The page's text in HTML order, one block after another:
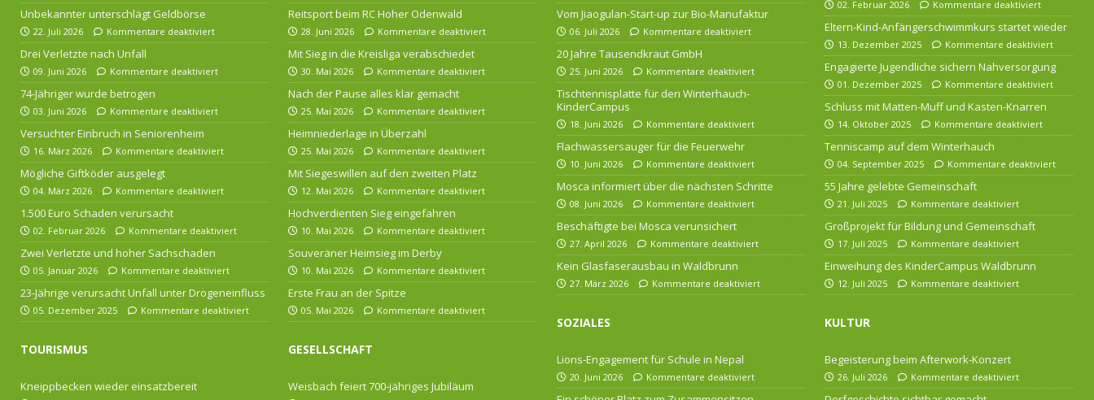
Unbekannter unterschlägt Geldbörse
22. Juli 2026 Kommentare deaktiviert
Drei Verletzte nach Unfall
09. Juni 2026 Kommentare deaktiviert
74-Jähriger wurde betrogen
03. Juni 2026 Kommentare deaktiviert
Versuchter Einbruch in Seniorenheim
16. März 2026 Kommentare deaktiviert
Mögliche Giftköder ausgelegt
04. März 2026 Kommentare deaktiviert
1.500 Euro Schaden verursacht
02. Februar 2026 Kommentare deaktiviert
Zwei Verletzte und hoher Sachschaden
05. Januar 2026 Kommentare deaktiviert
23-Jährige verursacht Unfall unter Drogeneinfluss
05. Dezember 2025 Kommentare deaktiviert
TOURISMUS
Kneippbecken wieder einsatzbereit
Reitsport beim RC Hoher Odenwald
28. Juni 2026 Kommentare deaktiviert
Mit Sieg in die Kreisliga verabschiedet
30. Mai 2026 Kommentare deaktiviert
Nach der Pause alles klar gemacht
25. Mai 2026 Kommentare deaktiviert
Heimniederlage in Überzahl
25. Mai 2026 Kommentare deaktiviert
Mit Siegeswillen auf den zweiten Platz
12. Mai 2026 Kommentare deaktiviert
Hochverdienten Sieg eingefahren
10. Mai 2026 Kommentare deaktiviert
Souveräner Heimsieg im Derby
10. Mai 2026 Kommentare deaktiviert
Erste Frau an der Spitze
05. Mai 2026 Kommentare deaktiviert
GESELLSCHAFT
Weisbach feiert 700-jähriges Jubiläum
Vom Jiaogulan-Start-up zur Bio-Manufaktur
06. Juli 2026 Kommentare deaktiviert
20 Jahre Tausendkraut GmbH
25. Juni 2026 Kommentare deaktiviert
Tischtennisplatte für den Winterhauch-
KinderCampus
18. Juni 2026 Kommentare deaktiviert
Flachwassersauger für die Feuerwehr
10. Juni 2026 Kommentare deaktiviert
Mosca informiert über die nächsten Schritte
08. Juni 2026 Kommentare deaktiviert
Beschäftigte bei Mosca verunsichert
27. April 2026 Kommentare deaktiviert
Kein Glasfaserausbau in Waldbrunn
27. März 2026 Kommentare deaktiviert
SOZIALES
Lions-Engagement für Schule in Nepal
20. Juni 2026 Kommentare deaktiviert
02. Februar 2026 Kommentare deaktiviert
Eltern-Kind-Anfängerschwimmkurs startet wieder
13. Dezember 2025 Kommentare deaktiviert
Engagierte Jugendliche sichern Nahversorgung
01. Dezember 2025 Kommentare deaktiviert
Schluss mit Matten-Muff und Kasten-Knarren
14. Oktober 2025 Kommentare deaktiviert
Tenniscamp auf dem Winterhauch
04. September 2025 Kommentare deaktiviert
55 Jahre gelebte Gemeinschaft
21. Juli 2025 Kommentare deaktiviert
Großprojekt für Bildung und Gemeinschaft
17. Juli 2025 Kommentare deaktiviert
Einweihung des KinderCampus Waldbrunn
12. Juli 2025 Kommentare deaktiviert
KULTUR
Begeisterung beim Afterwork-Konzert
26. Juli 2026 Kommentare deaktiviert